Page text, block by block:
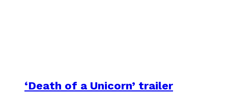
‘Death of a Unicorn’ trailer